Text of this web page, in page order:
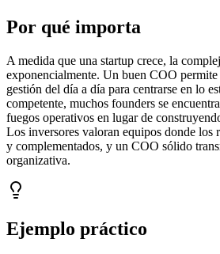
Por qué importa
A medida que una startup crece, la
exponencialmente. Un buen COO
gestión del día a día para centrarse en lo
competente, muchos founders se
fuegos operativos en lugar de
Los inversores valoran equipos donde los
y complementados, y un COO sólido
organizativa.
Ejemplo práctico